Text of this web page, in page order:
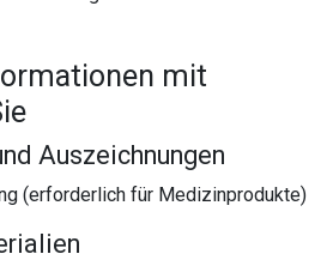
mit
Auszeichnungen
(erforderlich für Medizinprodukte)